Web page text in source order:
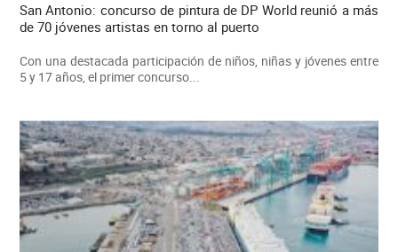
San Antonio: concurso de pintura de DP World reunió a más
de 70 jóvenes artistas en torno al puerto
Con una destacada participación de niños, niñas y jóvenes entre
5 y 17 años, el primer concurso...